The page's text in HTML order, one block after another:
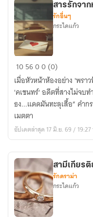
สาร
รัก
จาก
หลัง
ห้อง
สารรักจา
รักอื่นๆ
กระไดแก้ว
105600 (0)
เมื่อหัวหน้าห้องอย่าง 'พรา
'คเชนทร์' อดีตที่สางไม่จบ
ธง...แดดมันทะลุเสื้อ” คำก
เมตตา
อัปเดตล่าสุด 17 มิ.ย. 69 / 19:27
สามีเกียร
รักดราม่า
กระไดแก้ว